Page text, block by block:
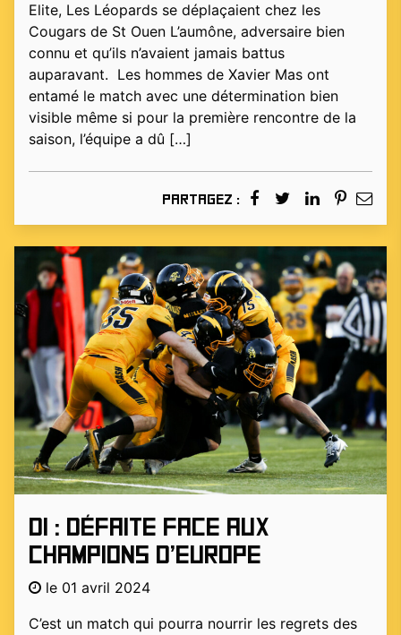
Elite, Les Léopards se déplaçaient chez les
Cougars de St Ouen L’aumône, adversaire bien
connu et qu’ils n’avaient jamais battus
auparavant. Les hommes de Xavier Mas ont
entamé le match avec une détermination bien
visible même si pour la première rencontre de la
saison, l’équipe a dû […]
Partagez :
D1 : Défaite face aux
champions d’Europe
le 01 avril 2024
C’est un match qui pourra nourrir les regrets des